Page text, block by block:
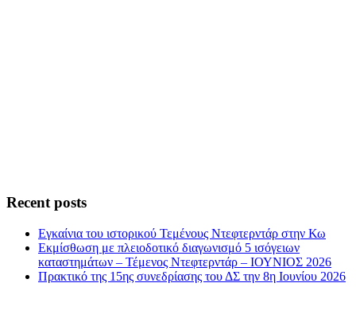
Recent posts
Εγκαίνια του ιστορικού Τεμένους Ντεφτερντάρ στην Κω
Εκμίσθωση με πλειοδοτικό διαγωνισμό 5 ισόγειων
καταστημάτων – Τέμενος Ντεφτερντάρ – ΙΟΥΝΙΟΣ 2026
Πρακτικό της 15ης συνεδρίασης του ΔΣ την 8η Ιουνίου 2026